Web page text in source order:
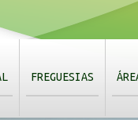
FREGUESIAS